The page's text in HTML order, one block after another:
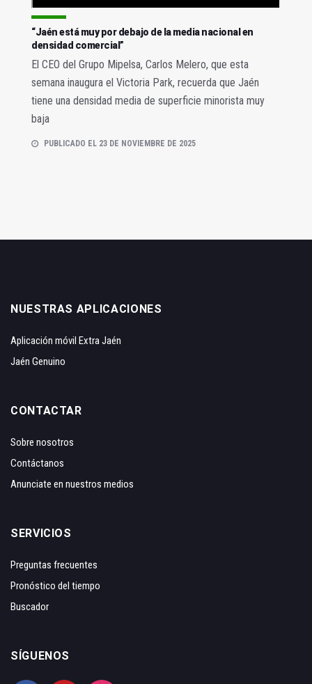
“Jaén está muy por debajo de la media nacional en
densidad comercial”
El CEO del Grupo Mipelsa, Carlos Melero, que esta
semana inaugura el Victoria Park, recuerda que Jaén
tiene una densidad media de superficie minorista muy
baja
PUBLICADO EL 23 DE NOVIEMBRE DE 2025
NUESTRAS APLICACIONES
Aplicación móvil Extra Jaén
Jaén Genuino
CONTACTAR
Sobre nosotros
Contáctanos
Anunciate en nuestros medios
SERVICIOS
Preguntas frecuentes
Pronóstico del tiempo
Buscador
SÍGUENOS